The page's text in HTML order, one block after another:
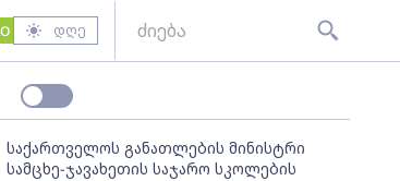
დღე
საქართველოს განათლების მინისტრი
სამცხე-ჯავახეთის საჯარო სკოლების